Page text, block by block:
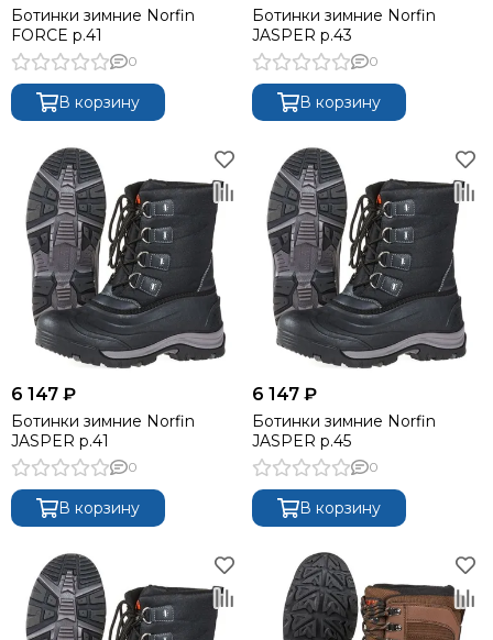
Ботинки зимние Norfin
FORCE р.41
0
В корзину
Ботинки зимние Norfin
JASPER р.43
0
В корзину
6 147 ₽
Ботинки зимние Norfin
JASPER р.41
0
В корзину
6 147 ₽
Ботинки зимние Norfin
JASPER р.45
0
В корзину